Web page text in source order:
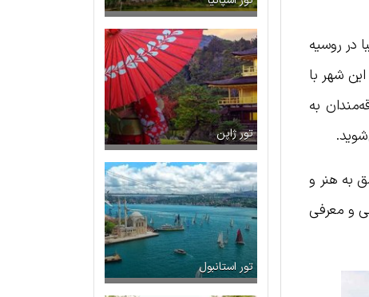
در روسیه
شهر با
به
به هنر و
و معرفی
تور ژاپن
تور استانبول